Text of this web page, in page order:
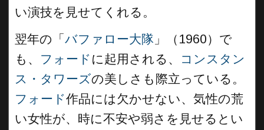
い演技を見せてくれる。
翌年の「 バファロー大隊 」（1960）で
も、 フォード に起用される、
コンスタン
ス・タワーズの美しさも際立っている。
フォード作品には欠かせない、気性の荒
い女性が、時に不安や弱さを見せるとい